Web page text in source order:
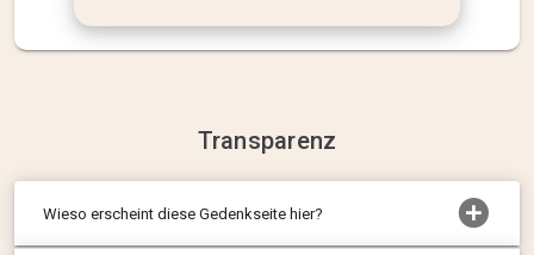
Transparenz
Wieso erscheint diese Gedenkseite hier?